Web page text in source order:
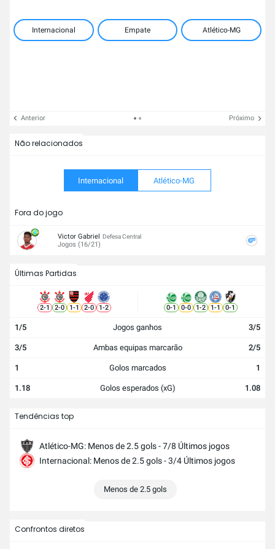
Internacional Empate Atlético-MG
Anterior Próximo
Não relacionados
Internacional Atlético-MG
Fora do jogo
Victor Gabriel Defesa Central
Jogos (16/21)
Últimas Partidas
2-1 2-0 1-1 2-0 1-2 0-1 0-0 1-2 1-1 0-1
1/5 Jogos ganhos 3/5
3/5 Ambas equipas marcarão 2/5
1 Golos marcados 1
1.18 Golos esperados (xG) 1.08
Tendências top
Atlético-MG: Menos de 2.5 gols - 7/8 Últimos jogos
Internacional: Menos de 2.5 gols - 3/4 Últimos jogos
Menos de 2.5 gols
Confrontos diretos